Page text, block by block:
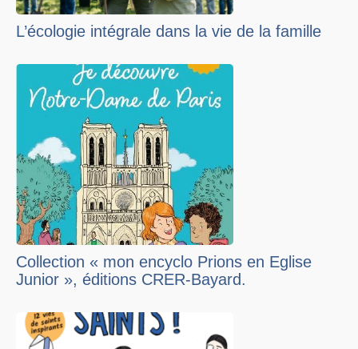
L’écologie intégrale dans la vie de la famille
Collection « mon encyclo Prions en Eglise
Junior », éditions CRER-Bayard.